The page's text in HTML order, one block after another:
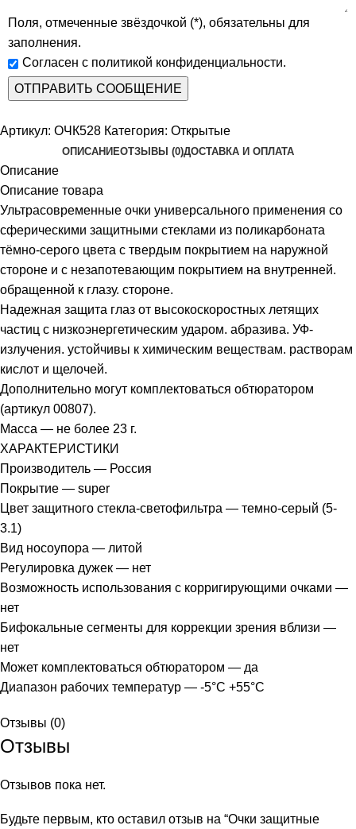
Поля, отмеченные звёздочкой (*), обязательны для
заполнения.
Согласен с политикой конфиденциальности.
Артикул: ОЧК528 Категория: Открытые
ОПИСАНИЕОТЗЫВЫ (0)ДОСТАВКА И ОПЛАТА
Описание
Описание товара
Ультрасовременные очки универсального применения со
сферическими защитными стеклами из поликарбоната
тёмно-серого цвета с твердым покрытием на наружной
стороне и с незапотевающим покрытием на внутренней.
обращенной к глазу. стороне.
Надежная защита глаз от высокоскоростных летящих
частиц с низкоэнергетическим ударом. абразива. УФ-
излучения. устойчивы к химическим веществам. растворам
кислот и щелочей.
Дополнительно могут комплектоваться обтюратором
(артикул 00807).
Масса — не более 23 г.
ХАРАКТЕРИСТИКИ
Производитель — Россия
Покрытие — super
Цвет защитного стекла-светофильтра — темно-серый (5-
3.1)
Вид носоупора — литой
Регулировка дужек — нет
Возможность использования с корригирующими очками —
нет
Бифокальные сегменты для коррекции зрения вблизи —
нет
Может комплектоваться обтюратором — да
Диапазон рабочих температур — -5°C +55°C
Отзывы (0)
Отзывы
Отзывов пока нет.
Будьте первым, кто оставил отзыв на “Очки защитные